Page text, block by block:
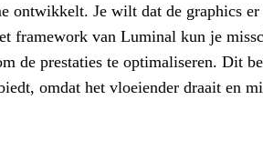
ontwikkelt. Je wilt dat de graphics
framework van Luminal kun je
de prestaties te optimaliseren. Dit
omdat het vloeiender draait en